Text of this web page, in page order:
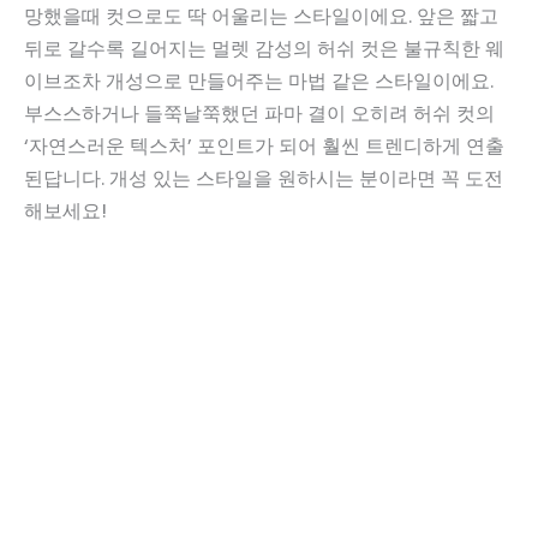
망했을때 컷으로도 딱 어울리는 스타일이에요. 앞은 짧고
뒤로 갈수록 길어지는 멀렛 감성의 허쉬 컷은 불규칙한 웨
이브조차 개성으로 만들어주는 마법 같은 스타일이에요.
부스스하거나 들쭉날쭉했던 파마 결이 오히려 허쉬 컷의
‘자연스러운 텍스처’ 포인트가 되어 훨씬 트렌디하게 연출
된답니다. 개성 있는 스타일을 원하시는 분이라면 꼭 도전
해보세요!